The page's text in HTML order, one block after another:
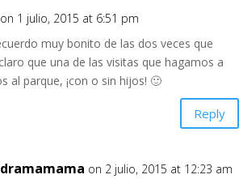
on 1 julio, 2015 at 6:51 pm
muy bonito de las dos veces que
que una de las visitas que hagamos a
al parque, ¡con o sin hijos! 🙂
Reply
on 2 julio, 2015 at 12:23 am